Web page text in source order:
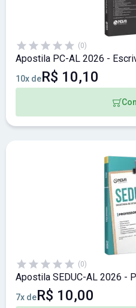
(0)
Apostila PC-AL 2026 -
10x deR$ 10,10
(0)
Apostila SEDUC-AL 2026 -
7x deR$ 10,00